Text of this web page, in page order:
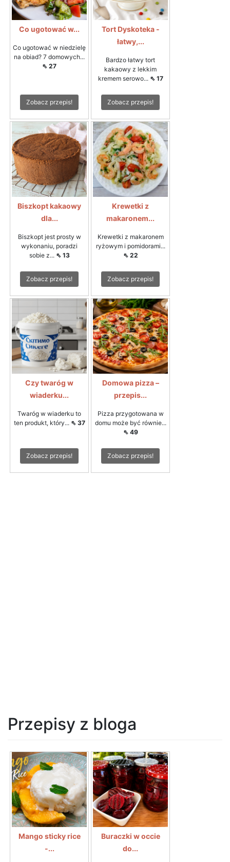
Co ugotować w...
Co ugotować w niedzielę
na obiad? 7 domowych...
⇖ 27
Zobacz przepis!
Tort Dyskoteka -
łatwy,...
Bardzo łatwy tort
kakaowy z lekkim
kremem serowo... ⇖ 17
Zobacz przepis!
Biszkopt kakaowy
dla...
Biszkopt jest prosty w
wykonaniu, poradzi
sobie z... ⇖ 13
Zobacz przepis!
Krewetki z
makaronem...
Krewetki z makaronem
ryżowym i pomidorami...
⇖ 22
Zobacz przepis!
Czy twaróg w
wiaderku...
Twaróg w wiaderku to
ten produkt, który... ⇖ 37
Zobacz przepis!
Domowa pizza –
przepis...
Pizza przygotowana w
domu może być równie...
⇖ 49
Zobacz przepis!
Przepisy z bloga
Mango sticky rice
-...
Buraczki w occie
do...